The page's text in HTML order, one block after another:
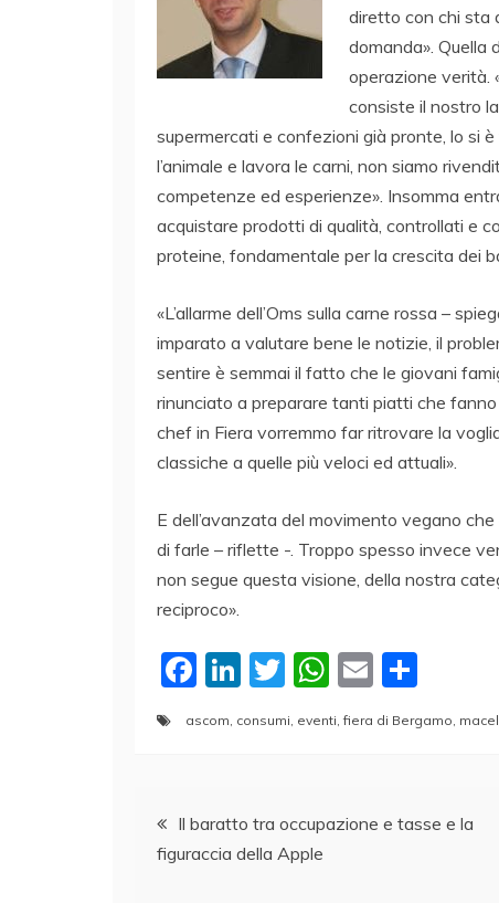
diretto con chi sta
domanda». Quella
operazione verità.
consiste il nostro
supermercati e confezioni già pronte, lo si
l’animale e lavora le carni, non siamo
competenze ed esperienze». Insomma
acquistare prodotti di qualità, controllati e
proteine, fondamentale per la crescita dei
«L’allarme dell’Oms sulla carne rossa –
imparato a valutare bene le notizie, il
sentire è semmai il fatto che le giovani
rinunciato a preparare tanti piatti che
chef in Fiera vorremmo far ritrovare la
classiche a quelle più veloci ed attuali».
E dell’avanzata del movimento vegano
di farle – riflette -. Troppo spesso invece
non segue questa visione, della nostra
reciproco».
F
b
o
Li
dI
n
T
w
itt
W
h
at
A
E
m
n
vi
ascom, consumi, eventi,fiera di Bergamo,
Navigazione
articoli
Il baratto tra occupazione e tasse e la
figuraccia della Apple